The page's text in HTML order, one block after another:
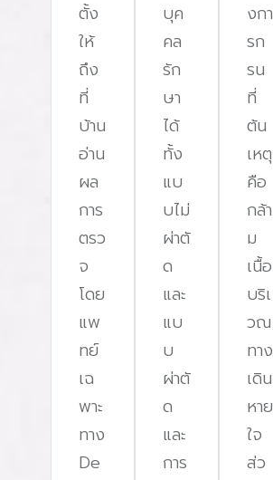
ตั้ง
ให้
ถึง
ที่
บ้าน
อ่าน
ผล
การ
ตรว
จ
โดย
แพ
ทย์
เฉ
พาะ
ทาง
De
บุค
คล
รัก
ษา
ได้
ทั้ง
แบ
บไม่
ผ่าตั
ด
และ
แบ
บ
ผ่าตั
ด
และ
การ
งกา
รก
รน
ที่
ต้น
เหตุ
คือ
กล้า
ม
เนื้อ
บริเ
วณ
ทาง
เดิน
หาย
ใจ
ส่ว